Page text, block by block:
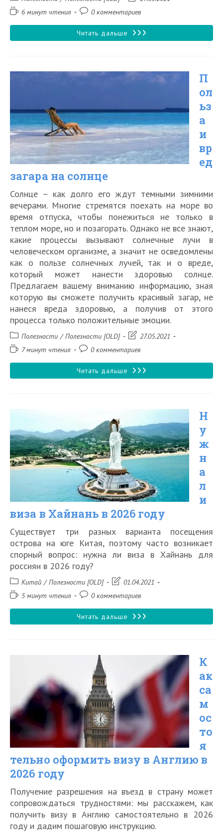
записи:
Время6 минут чтения
Комментарии
записи:
0 комментариев
Читать дальше Можно
беременности
на
солнце?
П
ол
ьз
а
и
вр
ед
загара на солнце
Солнце – как долго его ждут темными зимними
вечерами. Многие стремятся поехать на море во
время отпуска, чтобы понежиться не только в
теплом море, но и позагорать. Однако не все знают,
какие процессы вызывают солнечные лучи в
человеческом организме, а значит не осведомлены
как о пользе солнечных лучей, так и о вреде,
который может нанести здоровью солнце.
Предлагаем вашему вниманию информацию, зная
которую вы сможете получить красивый загар, не
нанеся вреда здоровью, а получив от этого
процесса только положительные эмоции.
Рубрика
записи:
Полезности / Полезности [OLD]
Запись27.05.2021
Время7 минут чтения
Комментарии
записи:
0 комментариев
Читать дальше Польза
на
солнце
Н
у
ж
н
а
л
и
виза в Хайнань в 2026 году
Существует три разных варианта посещения
острова на юге Китая, поэтому часто возникает
спорный вопрос: нужна ли виза в Хайнань для
россиян в 2026 году?
Рубрика
записи:
Китай / Полезности [OLD]
Запись01.04.2021
Время5 минут чтения
Комментарии
записи:
0 комментариев
Читать дальше Нужна
Хайнань
в
2026
году
К
ак
са
м
ос
то
я
тельно оформить визу в Англию в
2026 году
Получение разрешения на въезд в страну может
сопровождаться трудностями: мы расскажем, как
получить визу в Англию самостоятельно в 2026
году и дадим пошаговую инструкцию.